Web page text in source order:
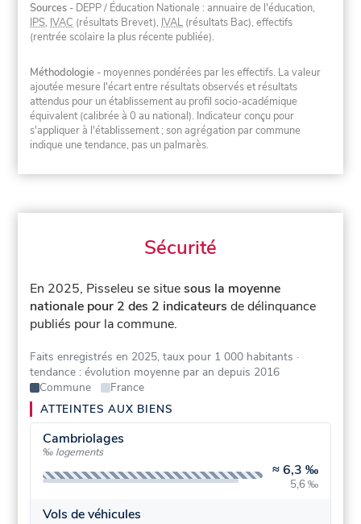
Sources - DEPP / Éducation Nationale : annuaire de l'éducation,
IPS, IVAC (résultats Brevet), IVAL (résultats Bac), effectifs
(rentrée scolaire la plus récente publiée).
Méthodologie - moyennes pondérées par les effectifs. La valeur
ajoutée mesure l'écart entre résultats observés et résultats
attendus pour un établissement au profil socio-académique
équivalent (calibrée à 0 au national). Indicateur conçu pour
s'appliquer à l'établissement ; son agrégation par commune
indique une tendance, pas un palmarès.
Sécurité
En 2025, Pisseleu se situesous la moyenne
nationale pour 2 des 2 indicateurs de délinquance
publiés pour la commune.
Faits enregistrés en 2025, taux pour 1 000 habitants ·
tendance : évolution moyenne par an depuis 2016
Commune
France
ATTEINTES AUX BIENS
Cambriolages
‰ logements
≈6,3 ‰
5,6 ‰
Vols de véhicules